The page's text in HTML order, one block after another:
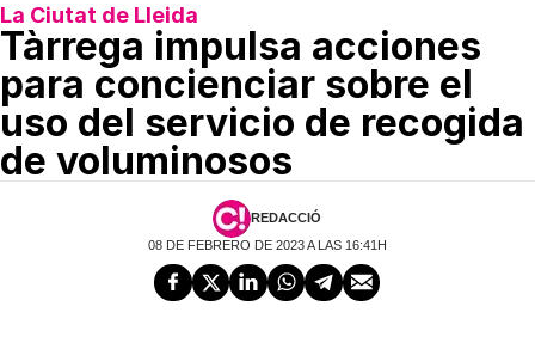
La Ciutat de Lleida
Tàrrega impulsa acciones
para concienciar sobre el
uso del servicio de recogida
de voluminosos
REDACCIÓ
08 DE FEBRERO DE 2023 A LAS 16:41H